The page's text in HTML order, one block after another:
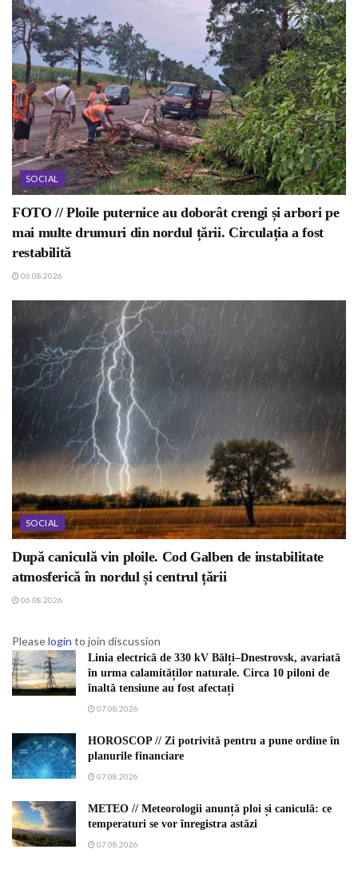
SOCIAL
FOTO // Ploile puternice au doborât crengi și arbori pe
mai multe drumuri din nordul țării. Circulația a fost
restabilită
06.08.2026
SOCIAL
După caniculă vin ploile. Cod Galben de instabilitate
atmosferică în nordul și centrul țării
06.08.2026
Pleaselogin to join discussion
Linia electrică de 330 kV Bălți–Dnestrovsk, avariată
în urma calamităților naturale. Circa 10 piloni de
înaltă tensiune au fost afectați
07.08.2026
HOROSCOP // Zi potrivită pentru a pune ordine în
planurile financiare
07.08.2026
METEO // Meteorologii anunță ploi și caniculă: ce
temperaturi se vor înregistra astăzi
07.08.2026